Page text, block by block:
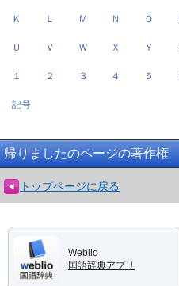
Ｋ Ｌ Ｍ Ｎ Ｏ
Ｕ Ｖ Ｗ Ｘ Ｙ
１ ２ ３ ４ ５
記号
帰りましたのページの著作権
トップページに戻る
Weblio
国語辞典アプリ